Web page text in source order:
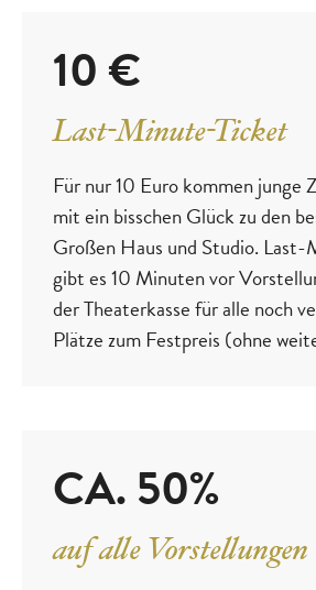
10 €
Last-Minute-Ticket
Für nur 10 Euro kommen junge
mit ein bisschen Glück zu den
Großen Haus und Studio.
gibt es 10 Minuten vor
der Theaterkasse für alle noch
Plätze zum Festpreis (ohne
CA. 50%
auf alle Vorstellungen